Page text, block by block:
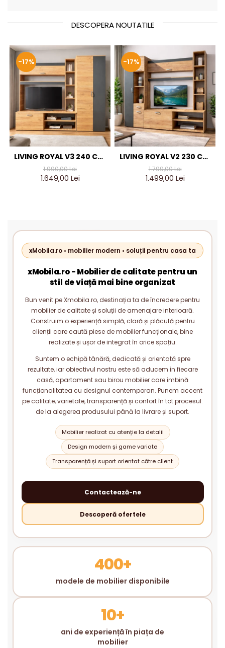
DESCOPERA NOUTATILE
-17%
LIVING ROYAL V3 240 CM,
STEJAR AURIU & GRI
ANTRACIT – MOBILIER
1.990,00 Lei
1.649,00 Lei
-17%
LIVING ROYAL V2 230 CM,
STEJAR AURIU & GRI
ANTRACIT – MOBILIER
1.799,00 Lei
1.499,00 Lei
xMobila.ro • mobilier modern • soluții pentru casa ta
xMobila.ro - Mobilier de calitate pentru un
stil de viață mai bine organizat
Bun venit pe Xmobila.ro, destinația ta de încredere pentru
mobilier de calitate și soluții de amenajare interioară.
Construim o experiență simplă, clară și plăcută pentru
clienții care caută piese de mobilier funcționale, bine
realizate și ușor de integrat în orice spațiu.
Suntem o echipă tânără, dedicată și orientată spre
rezultate, iar obiectivul nostru este să aducem în fiecare
casă, apartament sau birou mobilier care îmbină
funcționalitatea cu designul contemporan. Punem accent
pe calitate, varietate, transparență și confort în tot procesul:
de la alegerea produsului până la livrare și suport.
Mobilier realizat cu atenție la detalii
Design modern și game variate
Transparență și suport orientat către client
Contactează-ne
Descoperă ofertele
400+
modele de mobilier disponibile
10+
ani de experiență în piața de
mobilier